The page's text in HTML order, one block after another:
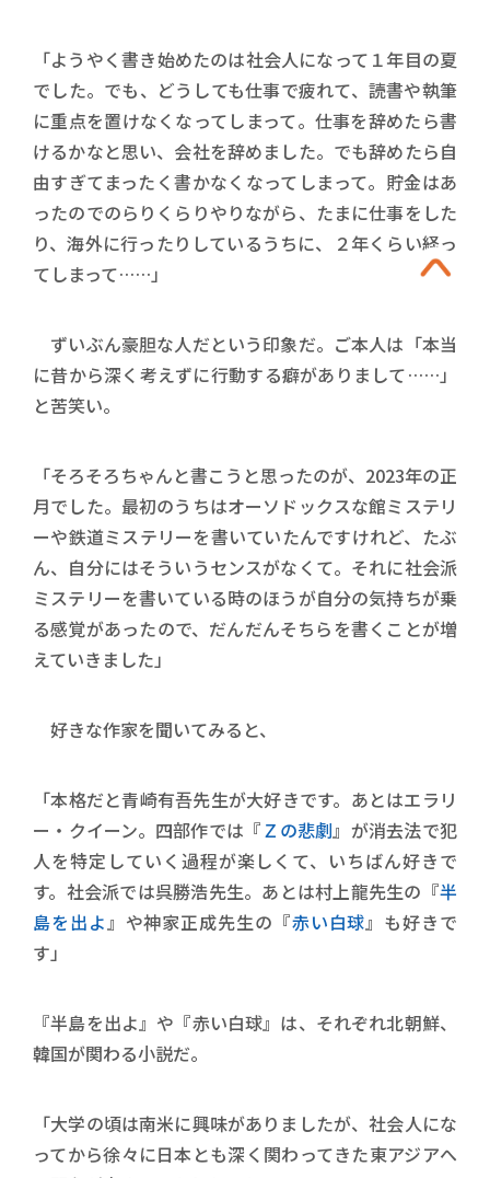
「ようやく書き始めたのは社会人になって１年目の夏
でした。でも、どうしても仕事で疲れて、読書や執筆
に重点を置けなくなってしまって。仕事を辞めたら書
けるかなと思い、会社を辞めました。でも辞めたら自
由すぎてまったく書かなくなってしまって。貯金はあ
ったのでのらりくらりやりながら、たまに仕事をした
り、海外に行ったりしているうちに、２年くらい経っ
てしまって……」
ずいぶん豪胆な人だという印象だ。ご本人は「本当
に昔から深く考えずに行動する癖がありまして……」
と苦笑い。
「そろそろちゃんと書こうと思ったのが、2023年の正
月でした。最初のうちはオーソドックスな館ミステリ
ーや鉄道ミステリーを書いていたんですけれど、たぶ
ん、自分にはそういうセンスがなくて。それに社会派
ミステリーを書いている時のほうが自分の気持ちが乗
る感覚があったので、だんだんそちらを書くことが増
えていきました」
好きな作家を聞いてみると、
「本格だと青崎有吾先生が大好きです。あとはエラリ
ー・クイーン。四部作では『Ｚの悲劇』が消去法で犯
人を特定していく過程が楽しくて、いちばん好きで
す。社会派では呉勝浩先生。あとは村上龍先生の『半
島を出よ』や神家正成先生の『赤い白球』も好きで
す」
『半島を出よ』や『赤い白球』は、それぞれ北朝鮮、
韓国が関わる小説だ。
「大学の頃は南米に興味がありましたが、社会人にな
ってから徐々に日本とも深く関わってきた東アジアへ